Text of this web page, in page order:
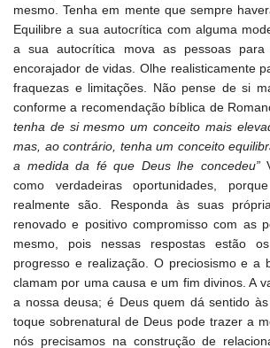
mesmo. Tenha em mente que sempre
Equilibre a sua autocrítica com alguma
a sua autocrítica mova as pessoas
encorajador de vidas. Olhe realisticamente
fraquezas e limitações. Não pense de si
conforme a recomendação bíblica de
tenha de si mesmo um conceito mais
mas, ao contrário, tenha um conceito
a medida da fé que Deus lhe concedeu”
como verdadeiras oportunidades,
realmente são. Responda às suas
renovado e positivo compromisso com as
mesmo, pois nessas respostas estão
progresso e realização. O preciosismo e a
clamam por uma causa e um fim divinos. A
a nossa deusa; é Deus quem dá sentido
toque sobrenatural de Deus pode trazer a
nós precisamos na construção de